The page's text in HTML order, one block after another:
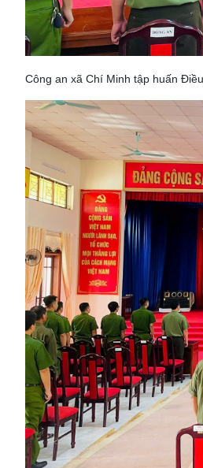
Công an xã Chí Minh tập huấn